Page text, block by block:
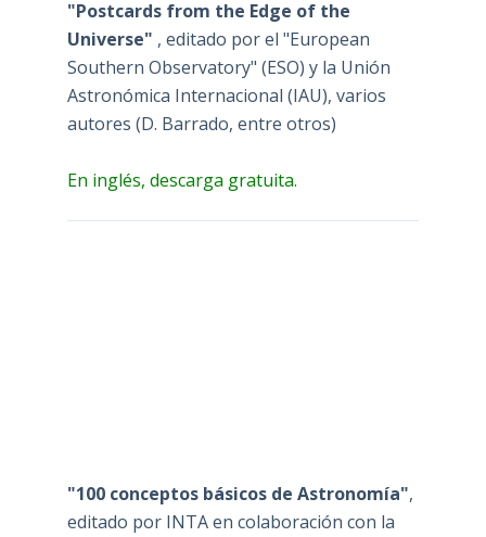
"Postcards from the Edge of the
Universe" , editado por el "European
Southern Observatory" (ESO) y la Unión
Astronómica Internacional (IAU), varios
autores (D. Barrado, entre otros)
En inglés, descarga gratuita.
"100 conceptos básicos de Astronomía",
editado por INTA en colaboración con la